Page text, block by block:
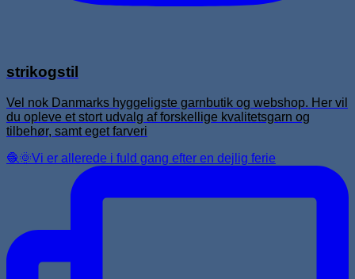
strikogstil
Vel nok Danmarks hyggeligste garnbutik og webshop. Her vil
du opleve et stort udvalg af forskellige kvalitetsgarn og
tilbehør, samt eget farveri
🧶🌞Vi er allerede i fuld gang efter en dejlig ferie